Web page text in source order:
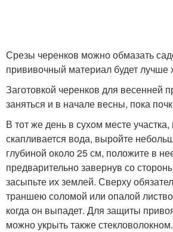
Срезы черенков можно обмазать
прививочный материал будет лучше
Заготовкой черенков для весенней
заняться и в начале весны, пока
В тот же день в сухом месте участка,
скапливается вода, выройте
глубиной около 25 см, положите в
предварительно завернув со
засыпьте их землей. Сверху
траншею соломой или опалой
когда он выпадет. Для защиты
можно укрыть также стекловолокном.